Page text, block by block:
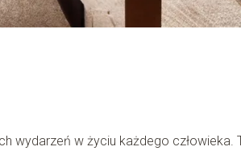
wydarzeń w życiu każdego człowieka.